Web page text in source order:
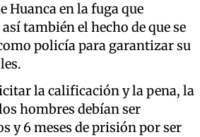
Huanca en la fuga que
también el hecho de que se
policía para garantizar su
la calificación y la pena, la
hombres debían ser
y 6 meses de prisión por ser